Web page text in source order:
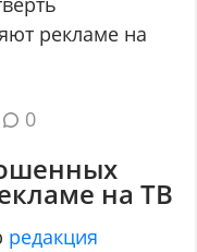
рекламе на
0
на ТВ
редакция